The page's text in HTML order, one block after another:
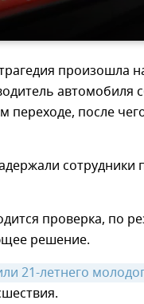
произошла
автомобиля
переходе, после
проверка, по
решение.
21-летнего